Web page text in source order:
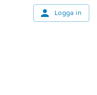
Logga in